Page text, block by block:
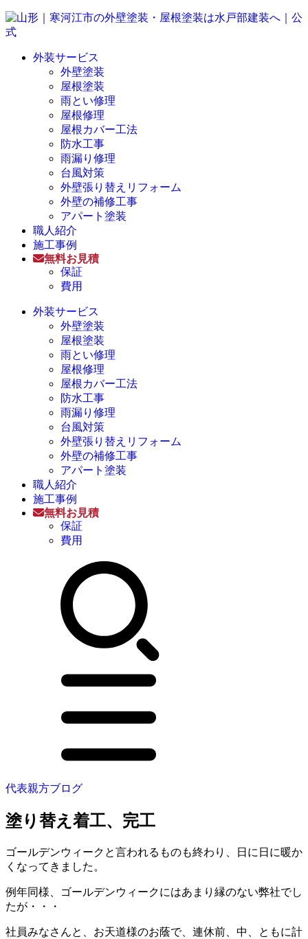
外装サービス
外壁塗装
屋根塗装
雨とい修理
屋根修理
屋根カバー工法
防水工事
雨漏り修理
台風対策
外壁張り替えリフォーム
外壁の補修工事
アパート塗装
職人紹介
施工事例
無料お見積
保証
費用
外装サービス
外壁塗装
屋根塗装
雨とい修理
屋根修理
屋根カバー工法
防水工事
雨漏り修理
台風対策
外壁張り替えリフォーム
外壁の補修工事
アパート塗装
職人紹介
施工事例
無料お見積
保証
費用
代表親方ブログ
塗り替え着工、完工
ゴールデンウィークと言われるものも終わり、日に日に暖か
くなってきました。
例年同様、ゴールデンウィークにはあまり縁のない弊社でし
たが・・・
社員みなさんと、お天道様のお蔭で、連休前、中、ともに計